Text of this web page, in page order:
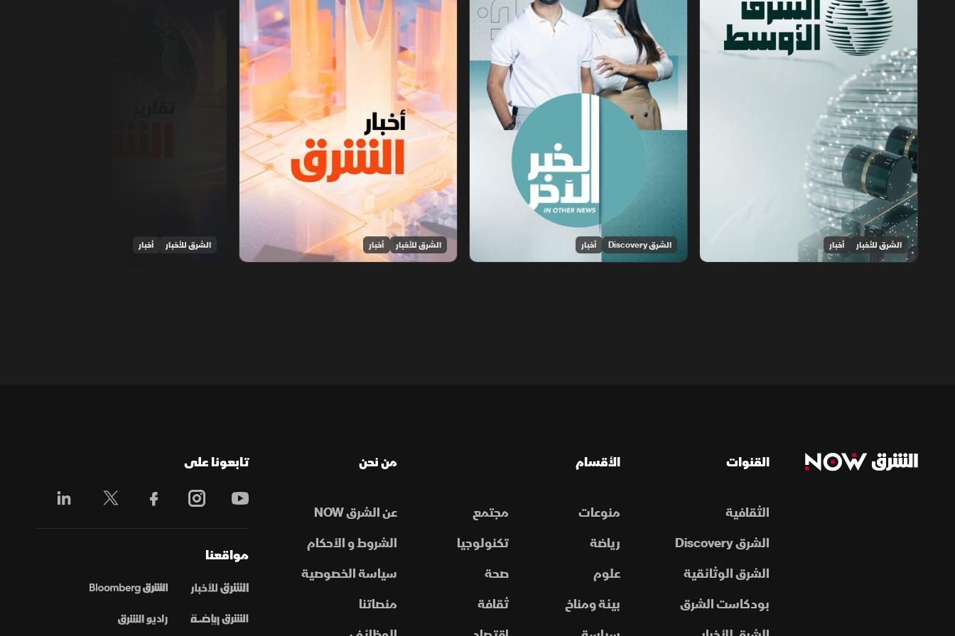
الشرق للأخبار أخبار الشرق Discovery أخبار الشرق للأخبار أخبار الشرق للأخبار أخبار
القنوات
الثقافية
الشرق Discovery
الشرق الوثائقية
بودكاست الشرق
الأقسام
منوعات
مجتمع
رياضة
تكنولوجيا
علوم
صحة
بيئة ومناخ
ثقافة
من نحن
عن الشرق NOW
الشروط و الأحكام
سياسة الخصوصية
منصاتنا
تابعونا على
مواقعنا